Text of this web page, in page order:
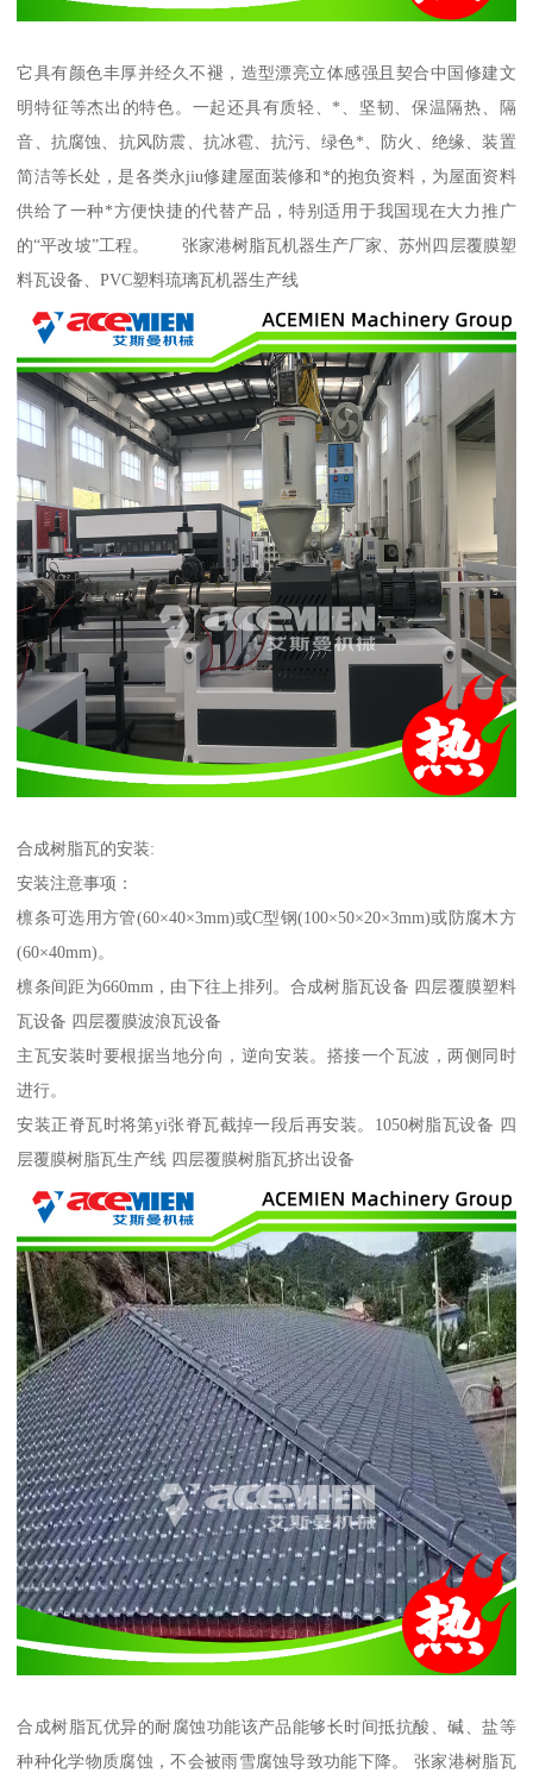
它具有颜色丰厚并经久不褪，造型漂亮立体感强且契合中国修建文
明特征等杰出的特色。一起还具有质轻、*、坚韧、保温隔热、隔
音、抗腐蚀、抗风防震、抗冰雹、抗污、绿色*、防火、绝缘、装置
简洁等长处，是各类永jiu修建屋面装修和*的抱负资料，为屋面资料
供给了一种*方便快捷的代替产品，特别适用于我国现在大力推广
的“平改坡”工程。 张家港树脂瓦机器生产厂家、苏州四层覆膜塑
料瓦设备、PVC塑料琉璃瓦机器生产线
合成树脂瓦的安装:
安装注意事项：
檩条可选用方管(60×40×3mm)或C型钢(100×50×20×3mm)或防腐木方
(60×40mm)。
檩条间距为660mm，由下往上排列。合成树脂瓦设备 四层覆膜塑料
瓦设备 四层覆膜波浪瓦设备
主瓦安装时要根据当地分向，逆向安装。搭接一个瓦波，两侧同时
进行。
安装正脊瓦时将第yi张脊瓦截掉一段后再安装。1050树脂瓦设备 四
层覆膜树脂瓦生产线 四层覆膜树脂瓦挤出设备
合成树脂瓦优异的耐腐蚀功能该产品能够长时间抵抗酸、碱、盐等
种种化学物质腐蚀，不会被雨雪腐蚀导致功能下降。 张家港树脂瓦